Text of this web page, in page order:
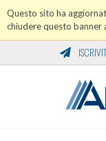
Questo sito ha
chiudere questo banner